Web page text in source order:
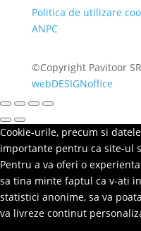
Politica de utilizare
ANPC
©Copyright Pavitoor
webDESIGNoffice
Cookie-urile, precum si
importante pentru ca site-ul
Pentru a va oferi o
sa tina minte faptul ca v-ati
statistici anonime, sa va
va livreze continut